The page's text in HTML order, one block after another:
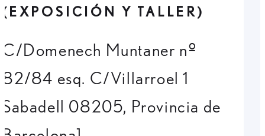
(EXPOSICIÓN Y TALLER)
C/Domenech Muntaner nº
82/84 esq. C/Villarroel 1
Sabadell 08205, Provincia de